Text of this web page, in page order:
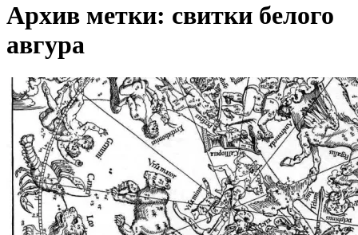
Архив метки: свитки белого
авгура